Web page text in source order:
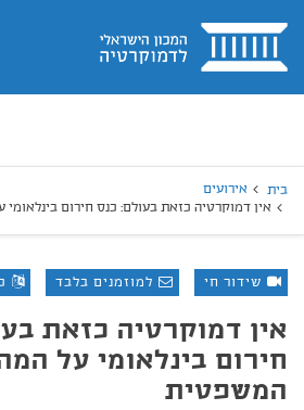
בית
בית
אירועים
אין דמוקרטיה כזאת בעולם: כנס חירום
שידור חי למוזמנים בלבד
אין דמוקרטיה כזאת
חירום בינלאומי על
המשפטית